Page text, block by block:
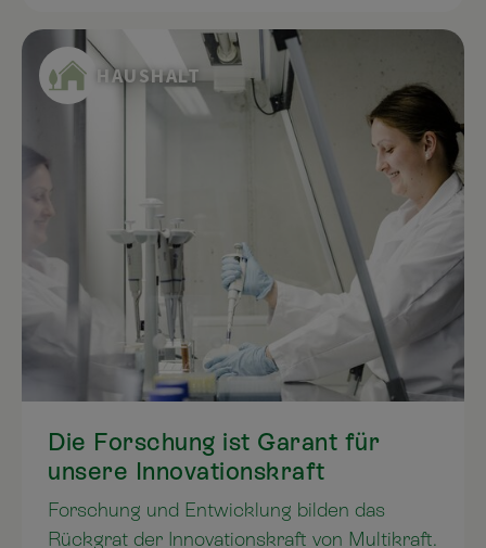
klassische chemische Zusätze. Entdecken
Sie praktische Anwendungen für ein
harmonisches Zusammenleben mit Ihrem
HAUSHALT
Die Forschung ist Garant für
unsere Innovationskraft
Forschung und Entwicklung bilden das
Rückgrat der Innovationskraft von Multikraft.